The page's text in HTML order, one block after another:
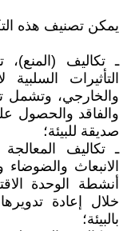
يمكن تصنيف هذه
ـ تكاليف (المنع)،
التأثيرات
والخارجي، وتشمل
والفاقد والحصول
صديقة للبيئة؛
ـ تكاليف
الانبعاث
أنشطة الوحدة
خلال إعادة
بالبيئة؛